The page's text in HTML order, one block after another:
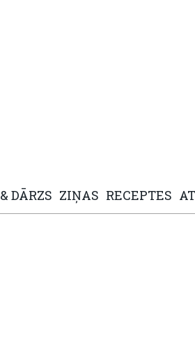
& DĀRZS ZIŅAS RECEPTES